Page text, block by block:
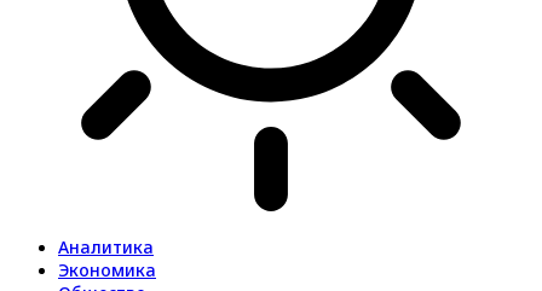
Аналитика
Экономика